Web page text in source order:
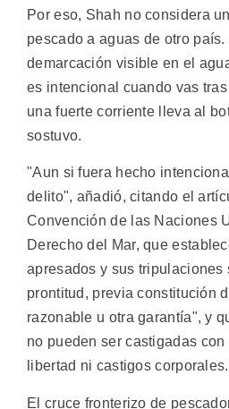
Por eso, Shah no considera
pescado a aguas de otro
demarcación visible en el
es intencional cuando vas
una fuerte corriente lleva al
sostuvo.
"Aun si fuera hecho
delito", añadió, citando el
Convención de las Naciones
Derecho del Mar, que
apresados y sus tripulaciones
prontitud, previa constitución
razonable u otra garantía", y
no pueden ser castigadas
libertad ni castigos corporales.
El cruce fronterizo de